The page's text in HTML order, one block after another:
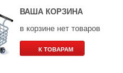
ВАША КОРЗИНА
в корзине нет товаров